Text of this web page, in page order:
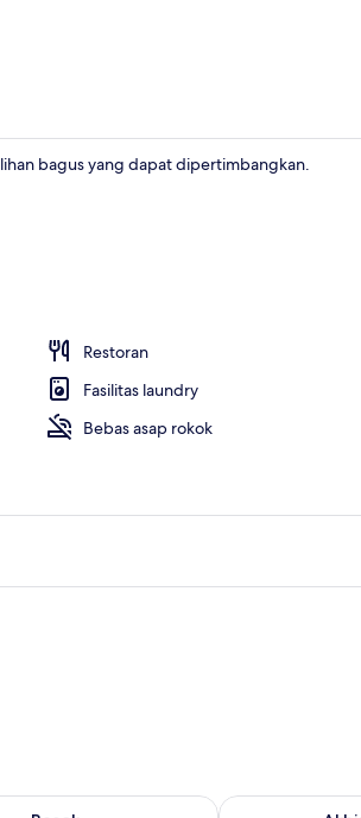
bagus yang dapat dipertimbangkan.
Restoran
Fasilitas laundry
Bebas asap rokok
untuk besok Agu 9 - Agu 10
Periksa